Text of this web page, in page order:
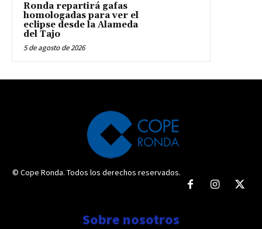
Ronda repartirá gafas
homologadas para ver el
eclipse desde la Alameda
del Tajo
5 de agosto de 2026
© Cope Ronda. Todos los derechos reservados.
Sobre nosotros